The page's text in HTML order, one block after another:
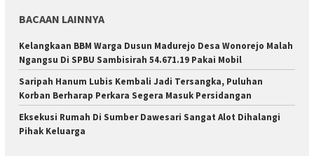
BACAAN LAINNYA
Kelangkaan BBM Warga Dusun Madurejo Desa Wonorejo Malah
Ngangsu Di SPBU Sambisirah 54.671.19 Pakai Mobil
Saripah Hanum Lubis Kembali Jadi Tersangka, Puluhan
Korban Berharap Perkara Segera Masuk Persidangan
Eksekusi Rumah Di Sumber Dawesari Sangat Alot Dihalangi
Pihak Keluarga